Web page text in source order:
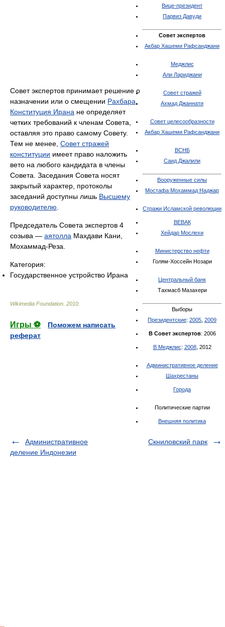
Вице-президент
Парвиз Давуди
Совет экспертов
Акбар Хашеми Рафсанджани
Меджлис
Али Лариджани
Совет стражей
Ахмад Джаннати
Совет целесообразности
Акбар Хашеми Рафсанджани
ВСНБ
Саид Джалили
Вооруженные силы
Мостафа Мохаммад Наджар
Стражи Исламской революции
ВЕВАК
Хейдар Мослехи
Министерство нефти
Голям-Хоссейн Нозари
Центральный банк
Тахмасб Мазахери
Выборы
Президентские: 2005 2009
В Совет экспертов: 2006
В Меджлис: 2008, 2012
Административное деление
Шахрестаны
Города
Политические партии
Внешняя политика
Совет экспертов принимает решение о
назначении или о смещении Рахбара
Конституция Ирана не определяет
четких требований к членам Совета,
оставляя это право самому Совету.
Тем не менее, Совет стражей
конституции имеет право наложить
вето на любого кандидата в члены
Совета. Заседания Совета носят
закрытый характер, протоколы
заседаний доступны лишь Высшему
руководителю
Председатель Совета экспертов 4
созыва — аятолла Махдави Кани,
Мохаммад-Реза.
Категория:
Государственное устройство Ирана
Wikimedia Foundation 2010
Игры ⚽
Поможем написать
реферат
Административное
деление Индонезии
Скниловский парк